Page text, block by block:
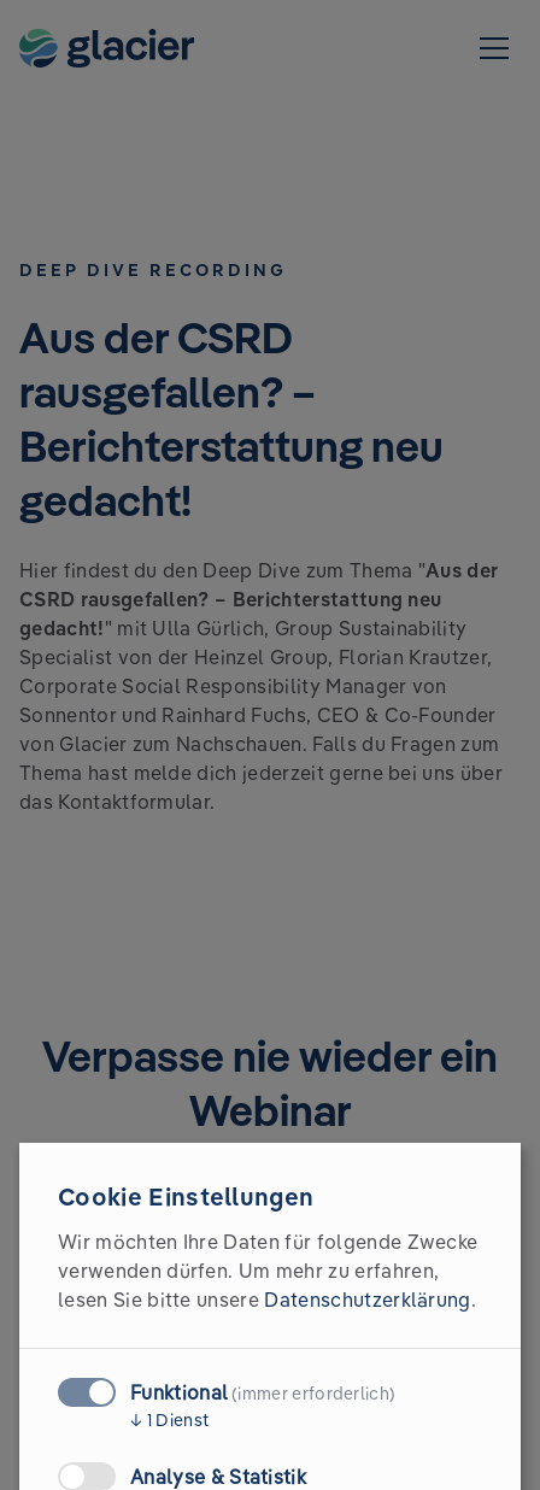
DEEP DIVE RECORDING
Aus der CSRD
rausgefallen? –
Berichterstattung neu
gedacht!
Hier findest du den Deep Dive zum Thema "Aus der
CSRD rausgefallen? – Berichterstattung neu
gedacht!" mit Ulla Gürlich, Group Sustainability
Specialist von der Heinzel Group, Florian Krautzer,
Corporate Social Responsibility Manager von
Sonnentor und Rainhard Fuchs, CEO & Co-Founder
von Glacier zum Nachschauen. Falls du Fragen zum
Thema hast melde dich jederzeit gerne bei uns über
das Kontaktformular.
Verpasse nie wieder ein
Webinar
nächsten Webinar wieder begrüßen zu dürfen.
Einfach anmelden und live dabei sein wenn es wieder
darum geht wie du Klimaschutz und Nachhaltigkeit in
deinem Unternehmen voranbringen kannst. Bis bald!
Weitere Webinare
Cookie Einstellungen
Wir möchten Ihre Daten für folgende Zwecke
verwenden dürfen. Um mehr zu erfahren,
lesen Sie bitte unsere Datenschutzerklärung.
Funktional(immer erforderlich)
↓ 1 Dienst
Analyse & Statistik